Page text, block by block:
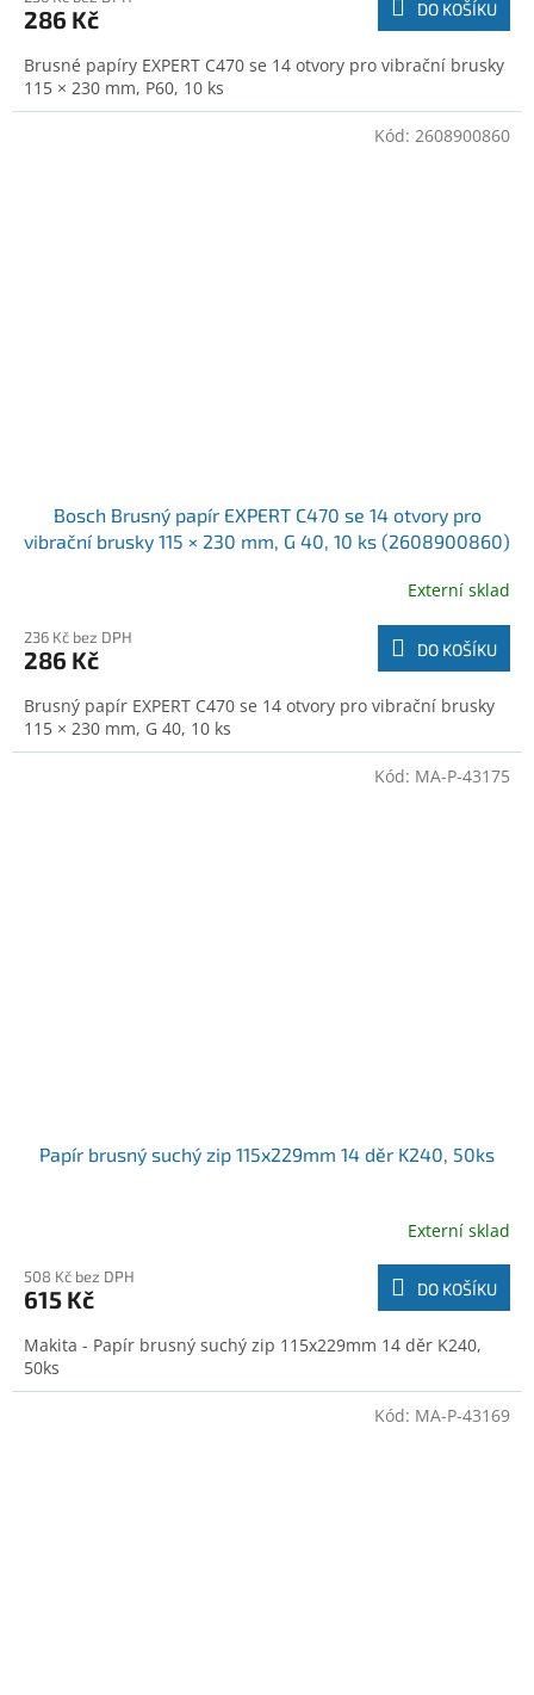
286 Kč DO KOŠÍKU
Brusné papíry EXPERT C470 se 14 otvory pro vibrační brusky
115 × 230 mm, P60, 10 ks
Bosch Brusný papír EXPERT C470 se 14 otvory pro
vibrační brusky 115 × 230 mm, G 40, 10 ks (2608900860)
Externí sklad
236 Kč bez DPH
286 Kč DO KOŠÍKU
Brusný papír EXPERT C470 se 14 otvory pro vibrační brusky
115 × 230 mm, G 40, 10 ks
Kód: 2608900860
Papír brusný suchý zip 115x229mm 14 děr K240, 50ks
Externí sklad
508 Kč bez DPH
615 Kč DO KOŠÍKU
Makita - Papír brusný suchý zip 115x229mm 14 děr K240,
50ks
Kód: MA-P-43175
Kód: MA-P-43169